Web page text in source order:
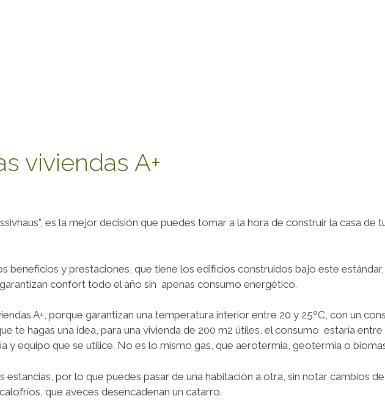
viviendas A+
es la mejor decisión que puedes tomar a la hora de construir la casa de
beneficios y prestaciones, que tiene los edificios construidos bajo este estándar,
confort todo el año sin apenas consumo energético.
A+, porque garantizan una temperatura interior entre 20 y 25ºC, con un
te hagas una idea, para una vivienda de 200 m2 útiles, el consumo estaría
y equipo que se utilice. No es lo mismo gas, que aerotermia, geotermia o
estancias , por lo que puedes pasar de una habitación a otra, sin notar cambios
que aveces desencadenan un catarro.